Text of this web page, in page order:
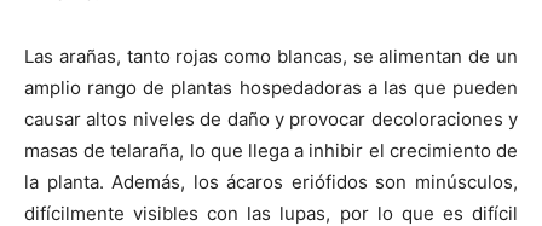
Las arañas, tanto rojas como blancas, se alimentan de un
amplio rango de plantas hospedadoras a las que pueden
causar altos niveles de daño y provocar decoloraciones y
masas de telaraña, lo que llega a inhibir el crecimiento de
la planta. Además, los ácaros eriófidos son minúsculos,
difícilmente visibles con las lupas, por lo que es difícil